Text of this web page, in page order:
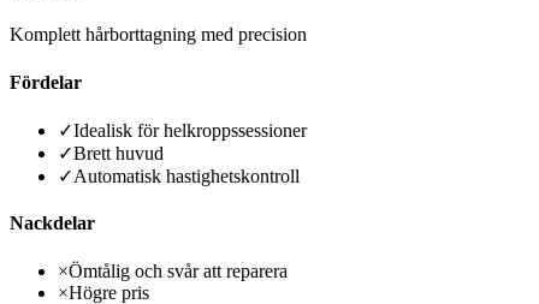
Komplett hårborttagning med precision
Fördelar
✓Idealisk för helkroppssessioner
✓Brett huvud
✓Automatisk hastighetskontroll
Nackdelar
×Ömtålig och svår att reparera
×Högre pris